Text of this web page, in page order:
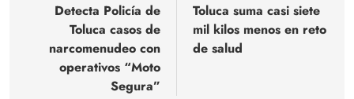
entradas
Detecta Policía de
Toluca casos de
narcomenudeo con
operativos “Moto
Segura”
Toluca suma casi siete
mil kilos menos en reto
de salud